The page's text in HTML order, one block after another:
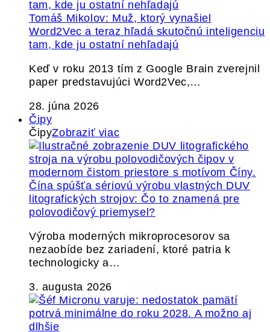
Tomáš Mikolov: Muž, ktorý vynašiel
Word2Vec a teraz hľadá skutočnú inteligenciu
tam, kde ju ostatní nehľadajú
Keď v roku 2013 tím z Google Brain zverejnil
paper predstavujúci Word2Vec,…
28. júna 2026
Čipy
ČipyZobraziť viac
Čína spúšťa sériovú výrobu vlastných DUV
litografických strojov: Čo to znamená pre
polovodičový priemysel?
Výroba moderných mikroprocesorov sa
nezaobíde bez zariadení, ktoré patria k
technologicky a…
3. augusta 2026